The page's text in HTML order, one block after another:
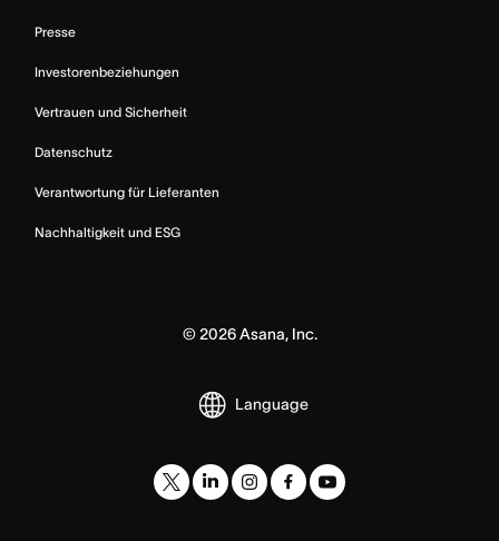
Presse
Investorenbeziehungen
Vertrauen und Sicherheit
Datenschutz
Verantwortung für Lieferanten
Nachhaltigkeit und ESG
© 2026Asana, Inc.
Language